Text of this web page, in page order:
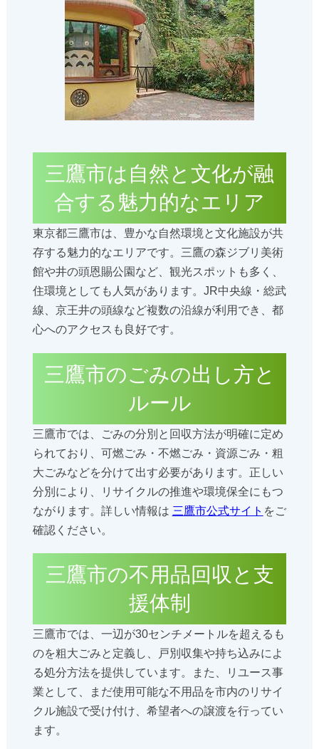
三鷹市は自然と文化が融
合する魅力的なエリア
東京都三鷹市は、豊かな自然環境と文化施設が共
存する魅力的なエリアです。三鷹の森ジブリ美術
館や井の頭恩賜公園など、観光スポットも多く、
住環境としても人気があります。JR中央線・総武
線、京王井の頭線など複数の沿線が利用でき、都
心へのアクセスも良好です。
三鷹市のごみの出し方と
ルール
三鷹市では、ごみの分別と回収方法が明確に定め
られており、可燃ごみ・不燃ごみ・資源ごみ・粗
大ごみなどを分けて出す必要があります。正しい
分別により、リサイクルの推進や環境保全にもつ
ながります。詳しい情報は 三鷹市公式サイト をご
確認ください。
三鷹市の不用品回収と支
援体制
三鷹市では、一辺が30センチメートルを超えるも
のを粗大ごみと定義し、戸別収集や持ち込みによ
る処分方法を提供しています。また、リユース事
業として、まだ使用可能な不用品を市内のリサイ
クル施設で受け付け、希望者への譲渡を行ってい
ます。